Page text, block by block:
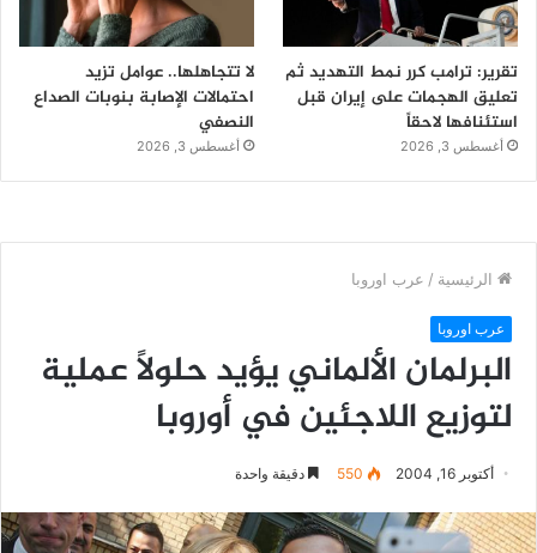
تقرير: ترامب كرر نمط التهديد ثم
تعليق الهجمات على إيران قبل
استئنافها لاحقاً
أغسطس 3, 2026
لا تتجاهلها.. عوامل تزيد
احتمالات الإصابة بنوبات الصداع
النصفي
أغسطس 3, 2026